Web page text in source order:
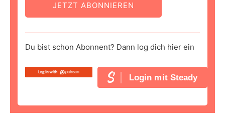
JETZT ABONNIEREN
Du bist schon Abonnent? Dann log dich hier ein
Login mit Steady